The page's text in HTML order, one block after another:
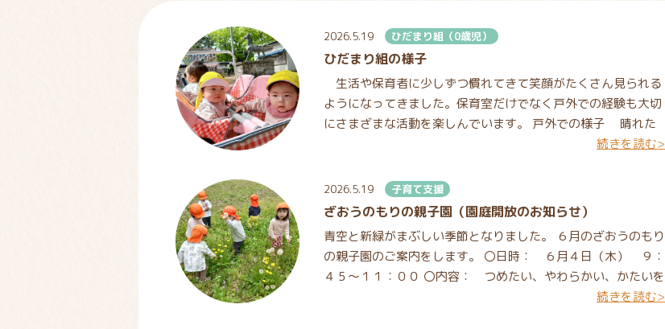
2026.5.19 ひだまり組（0歳児）
ひだまり組の様子
生活や保育者に少しずつ慣れてきて笑顔がたくさん見られる
ようになってきました。保育室だけでなく戸外での経験も大切
にさまざまな活動を楽しんでいます。 戸外での様子 晴れた
続きを読む>
2026.5.19 子育て支援
ざおうのもりの親子園（園庭開放のお知らせ）
青空と新緑がまぶしい季節となりました。 ６月のざおうのもり
の親子園のご案内をします。 〇日時： ６月４日（木） ９：
４５～１１：００ 〇内容： つめたい、やわらかい、かたいを
続きを読む>